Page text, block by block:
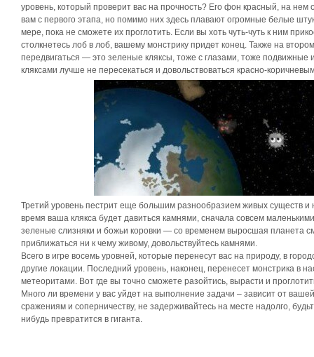
уровень, который проверит вас на прочность? Его фон красный, на
вам с первого этапа, но помимо них здесь плавают огромные белые
мере, пока не сможете их проглотить. Если вы хоть чуть-чуть к ним
столкнетесь лоб в лоб, вашему монстрику придет конец. Также на
передвигаться — это зеленые кляксы, тоже с глазами, тоже
кляксами лучше не пересекаться и довольствоваться красно-
Третий уровень пестрит еще большим разнообразием живых существ
время ваша клякса будет давиться камнями, сначала совсем
зеленые слизняки и божьи коровки — со временем выросшая планета
приближаться ни к чему живому, довольствуйтесь камнями.
Всего в игре восемь уровней, которые перенесут вас на природу, в
другие локации. Последний уровень, наконец, перенесет монстрика в
метеоритами. Вот где вы точно сможете разойтись, вырасти и
Много ли времени у вас уйдет на выполнение задачи – зависит от
сражениям и соперничеству, не задерживайтесь на месте надолго,
нибудь превратится в гиганта.